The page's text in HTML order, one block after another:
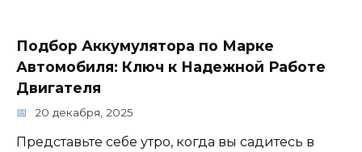
Подбор Аккумулятора по Марке
Автомобиля: Ключ к Надежной Работе
Двигателя
20 декабря, 2025
Представьте себе утро, когда вы садитесь в